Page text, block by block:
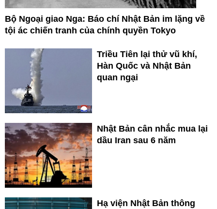
Bộ Ngoại giao Nga: Báo chí Nhật Bản im lặng về
tội ác chiến tranh của chính quyền Tokyo
Triều Tiên lại thử vũ khí,
Hàn Quốc và Nhật Bản
quan ngại
Nhật Bản cân nhắc mua lại
dầu Iran sau 6 năm
Hạ viện Nhật Bản thông